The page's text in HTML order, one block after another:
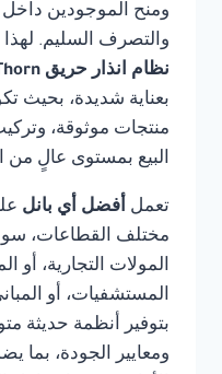
ومنح الموجودين داخل
والتصرف السليم. لهذا
نظام انذار حريق Thorn في القاهرة
بعناية شديدة، بحيث
منتجات موثوقة،
البيع بمستوى عالٍ من
تعمل أفضل أي بانل
مختلف القطاعات،
المولات التجارية، أو
المستشفيات، أو
بتوفير أنظمة حديثة
ومعايير الجودة،